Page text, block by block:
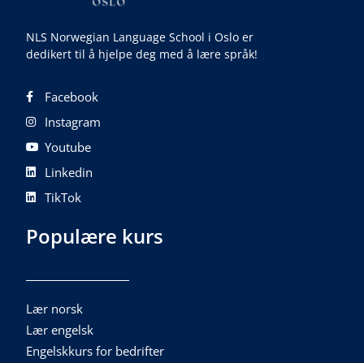
NLS Norwegian Language School i Oslo er
dedikert til å hjelpe deg med å lære språk!
Facebook
Instagram
Youtube
Linkedin
TikTok
Populære kurs
Lær norsk
Lær engelsk
Engelskkurs for bedrifter